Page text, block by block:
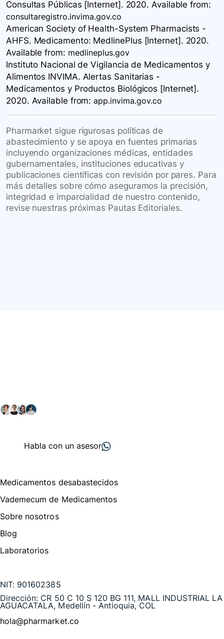
Consultas Públicas [Internet]. 2020. Available from:
consultaregistro.invima.gov.co
American Society of Health-System Pharmacists -
AHFS. Medicamento: MedlinePlus [Internet]. 2020.
Available from: medlineplus.gov
Instituto Nacional de Vigilancia de Medicamentos y
Alimentos INVIMA. Alertas Sanitarias -
Medicamentos y Productos Biológicos [Internet].
2020. Available from:app.invima.gov.co
Pharmarket sigue rigurosas políticas de
abastecimiento y se apoya en fuentes primarias
incluyendo organizaciones médicas, entidades
gubernamentales, instituciones educativas y
publicaciones científicas con revisión por pares. Para
más detalles sobre cómo aseguramos la precisión,
integridad e imparcialidad de nuestro contenido,
revise nuestras próximas Pautas Editoriales.
Habla con un asesor
Medicamentos desabastecidos
Vademecum de Medicamentos
Sobre nosotros
Blog
Laboratorios
NIT: 901602385
Dirección: CR 50 C 10 S 120 BG 111, MALL INDUSTRIAL LA
AGUACATALA, Medellín - Antioquia, COL
hola@pharmarket.co